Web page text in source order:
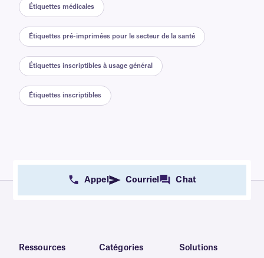
Étiquettes médicales
Étiquettes pré-imprimées pour le secteur de la santé
Étiquettes inscriptibles à usage général
Étiquettes inscriptibles
Appel Courriel Chat
Ressources Catégories Solutions